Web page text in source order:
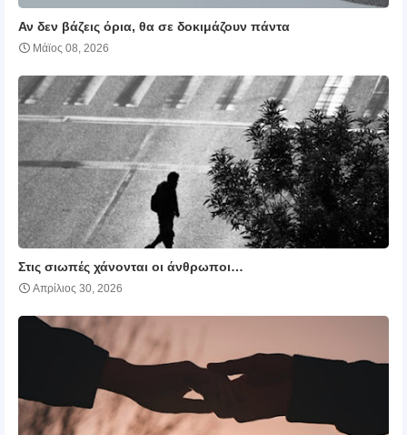
Αν δεν βάζεις όρια, θα σε δοκιμάζουν πάντα
Μάϊος 08, 2026
Στις σιωπές χάνονται οι άνθρωποι…
Απρίλιος 30, 2026